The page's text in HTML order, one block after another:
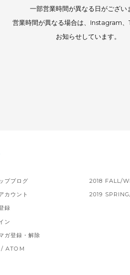
一部営業時間が異なる日がござい
営業時間が異なる場合は、Instagram
お知らせしています。
プブログ
カウント
録
ン
ガ登録・解除
/ATOM
2018 FALL/
2019